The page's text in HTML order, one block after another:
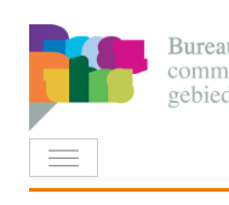
Skip
to
content